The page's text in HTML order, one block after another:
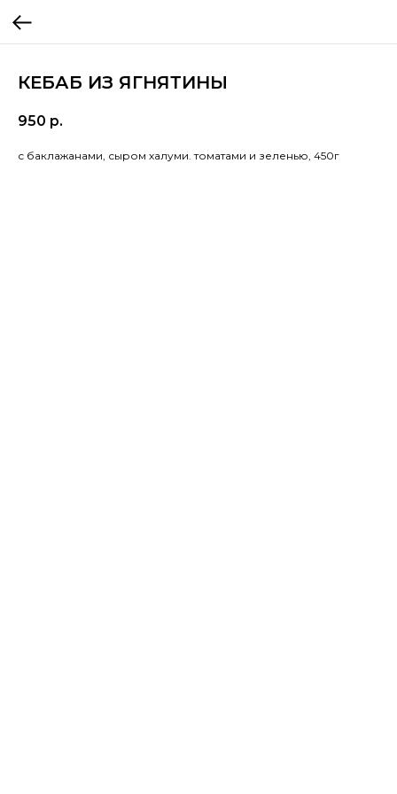
КЕБАБ ИЗ ЯГНЯТИНЫ
950 р.
с баклажанами, сыром халуми. томатами и зеленью, 450г